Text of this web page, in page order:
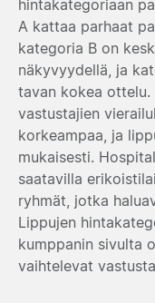
hintakategoriaan
A kattaa parhaat
kategoria B on
näkyvyydellä, ja
tavan kokea ottelu.
vastustajien
korkeampaa, ja
mukaisesti.
saatavilla
ryhmät, jotka
Lippujen
kumppanin sivulta
vaihtelevat